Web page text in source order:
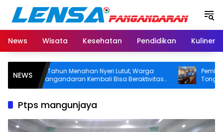
Langsung
konten
News
Wisata Kesehatan Pendidikan Kuliner
NEWS8 Tahun Menahan Nyeri Lutut, Warga
Pangandaran Kembali Bisa Beraktivitas
Usai Operasi Gratis Ditanggung BPJS
Pemkab
Tongkang
Segera
Ptps mangunjaya